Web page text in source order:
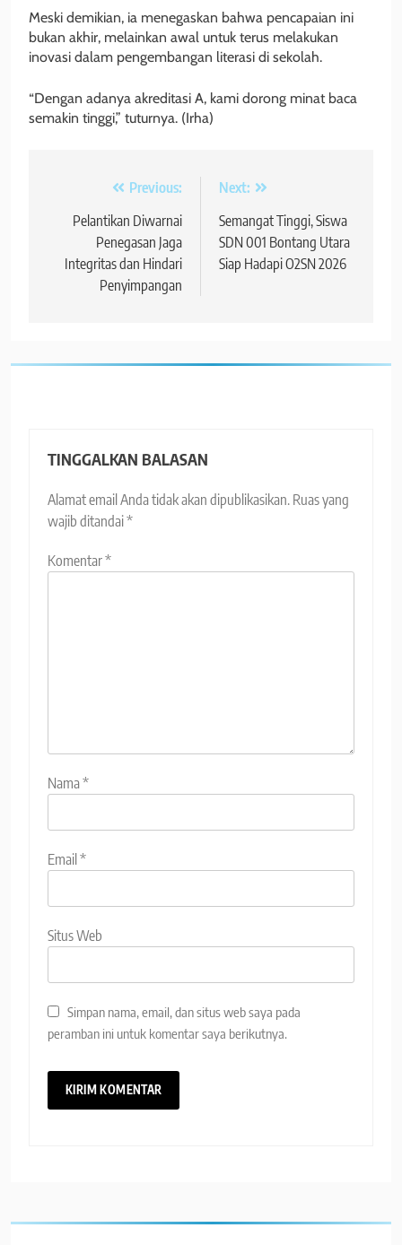
Meski demikian, ia menegaskan bahwa pencapaian ini
bukan akhir, melainkan awal untuk terus melakukan
inovasi dalam pengembangan literasi di sekolah.
“Dengan adanya akreditasi A, kami dorong minat baca
semakin tinggi,” tuturnya. (Irha)
Navigasi
pos
Previous:
Pelantikan Diwarnai
Penegasan Jaga
Integritas dan Hindari
Penyimpangan
Next:
Semangat Tinggi, Siswa
SDN 001 Bontang Utara
Siap Hadapi O2SN 2026
TINGGALKAN BALASAN
Alamat email Anda tidak akan dipublikasikan. Ruas yang
wajib ditandai*
Komentar*
Nama*
Email*
Situs Web
Simpan nama, email, dan situs web saya pada
peramban ini untuk komentar saya berikutnya.